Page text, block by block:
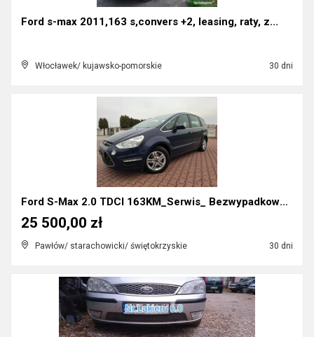
Ford s-max 2011,163 s,convers +2, leasing, raty, z...
Włocławek/ kujawsko-pomorskie 30 dni
Ford S-Max 2.0 TDCI 163KM_Serwis_ Bezwypadkowy_Zad...
Pawłów/ starachowicki/ świętokrzyskie 30 dni
25 500,00 zł